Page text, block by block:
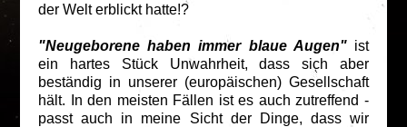
der Welt erblickt hatte!?
"Neugeborene haben immer blaue Augen"ist
ein hartes Stück Unwahrheit, dass sich aber
beständig in unserer (europäischen) Gesellschaft
hält. In den meisten Fällen ist es auch zutreffend -
passt auch in meine Sicht der Dinge, dass wir